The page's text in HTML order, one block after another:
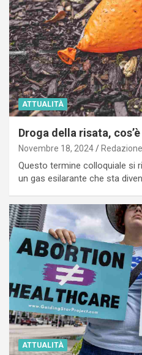
ATTUALITÀ
Droga della risata,
Novembre 18, 2024
Questo termine colloquiale si
un gas esilarante che sta
ATTUALITÀ